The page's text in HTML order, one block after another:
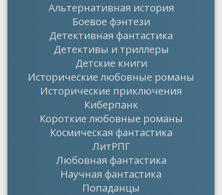
Альтернативная история
Боевое фэнтези
Детективная фантастика
Детективы и триллеры
Детские книги
Исторические любовные романы
Исторические приключения
Киберпанк
Короткие любовные романы
Космическая фантастика
ЛитРПГ
Любовная фантастика
Научная фантастика
Попаданцы